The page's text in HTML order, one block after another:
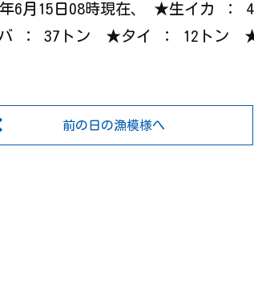
年6月15日08時現在、 ★生イカ
： 37トン ★タイ ： 12トン ★
前の日の漁模様へ